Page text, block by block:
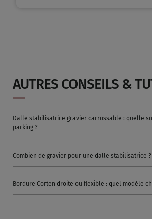
AUTRES CONSEILS &
Dalle stabilisatrice gravier carrossable : quelle
parking ?
Combien de gravier pour une dalle stabilisatrice ?
Bordure Corten droite ou flexible : quel modèle